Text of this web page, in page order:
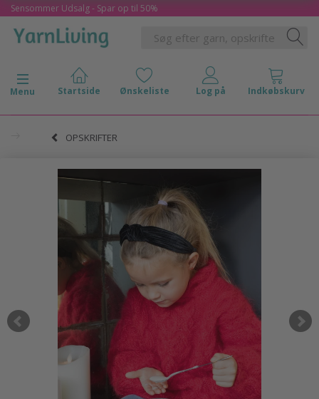
Sensommer Udsalg - Spar op til 50%
Skifte navigation
Menu
OPSKRIFTER